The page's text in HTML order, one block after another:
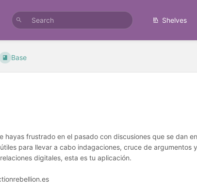
Shelves
Base
hayas frustrado en el pasado con discusiones que se dan
para llevar a cabo indagaciones, cruce de
digitales, esta es tu aplicación.